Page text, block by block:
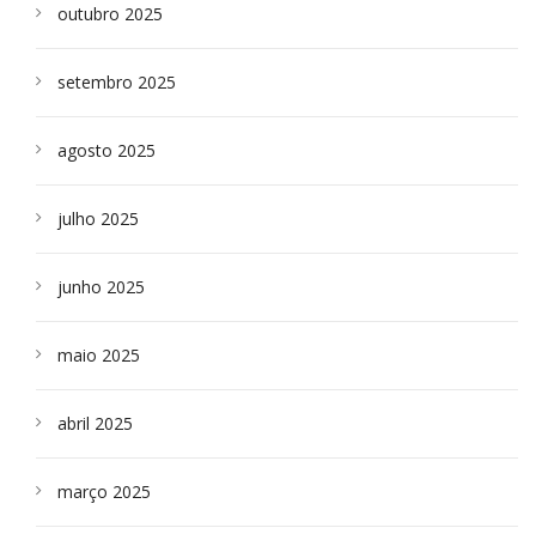
outubro 2025
setembro 2025
agosto 2025
julho 2025
junho 2025
maio 2025
abril 2025
março 2025